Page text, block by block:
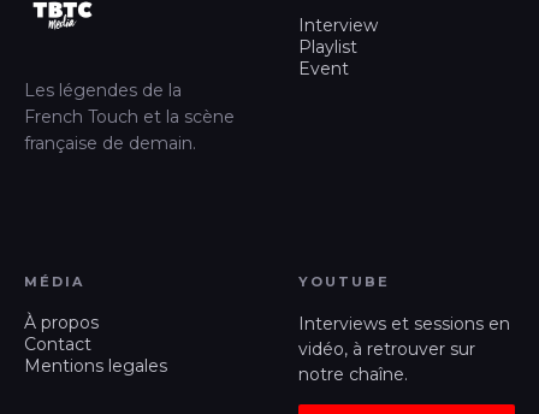
Les légendes de la
French Touch et la scène
française de demain.
Interview
Playlist
Event
MÉDIA
À propos
Contact
Mentions legales
YOUTUBE
Interviews et sessions en
vidéo, à retrouver sur
notre chaîne.